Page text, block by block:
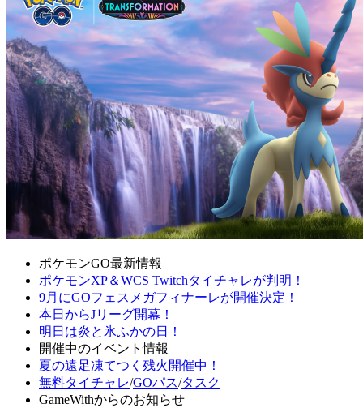
ポケモンGO最新情報
ポケモンXP＆WCS Twitchタイチャレが判明！
9月にGOフェスメガフィナーレが開催決定！
本日からJリーグ開幕！
明日は炎と氷ふかの日！
開催中のイベント情報
夏の遠足凍てつく残火開催中！
無料タイチャレ/GOパス/タスク
GameWithからのお知らせ